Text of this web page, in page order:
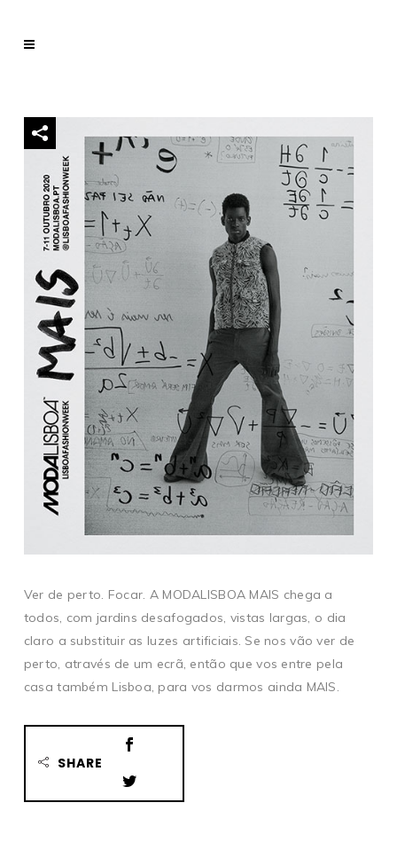
Ver de perto. Focar. A MODALISBOA MAIS chega a
todos, com jardins desafogados, vistas largas, o dia
claro a substituir as luzes artificiais. Se nos vão ver de
perto, através de um ecrã, então que vos entre pela
casa também Lisboa, para vos darmos ainda MAIS.
SHARE